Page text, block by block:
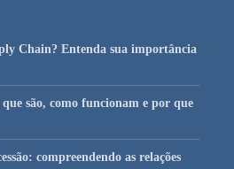
Chain? Entenda sua importância
são, como funcionam e por que
compreendendo as relações